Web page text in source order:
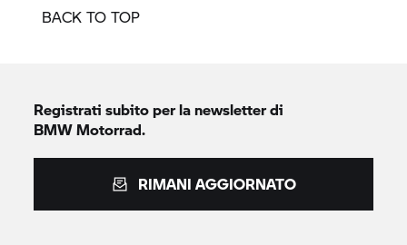
BACK TO TOP
Registrati subito per la newsletter di
BMW Motorrad.
RIMANI AGGIORNATO